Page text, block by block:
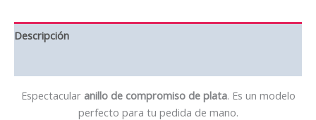
Descripción
Espectacular anillo de compromiso de plata. Es un modelo
perfecto para tu pedida de mano.